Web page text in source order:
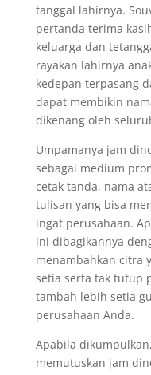
tanggal lahirnya.
pertanda terima
keluarga dan
rayakan lahirnya
kedepan terpasang
dapat membikin
dikenang oleh
Umpamanya jam
sebagai medium
cetak tanda, nama
tulisan yang bisa
ingat perusahaan.
ini dibagikannya
menambahkan citra
setia serta tak tutup
tambah lebih setia
perusahaan Anda.
Apabila
memutuskan jam